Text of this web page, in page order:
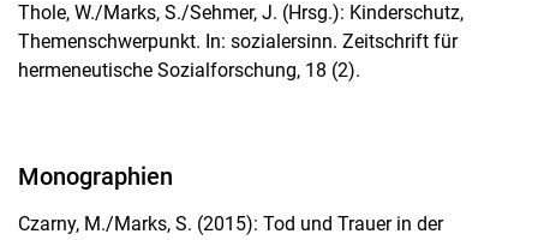
Thole, W./Marks, S./Sehmer, J. (Hrsg.): Kinderschutz,
Themenschwerpunkt. In: sozialersinn. Zeitschrift für
hermeneutische Sozialforschung, 18 (2).
Monographien
Czarny, M./Marks, S. (2015): Tod und Trauer in der